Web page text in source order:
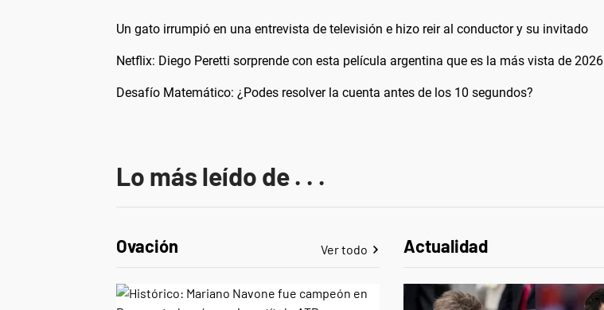
Un gato irrumpió en una entrevista de televisión e hizo reir al conductor y su invitado
Netflix: Diego Peretti sorprende con esta película argentina que es la más vista de 2026
Desafío Matemático: ¿Podes resolver la cuenta antes de los 10 segundos?
Lo más leído de . . .
Ovación Ver todo Actualidad